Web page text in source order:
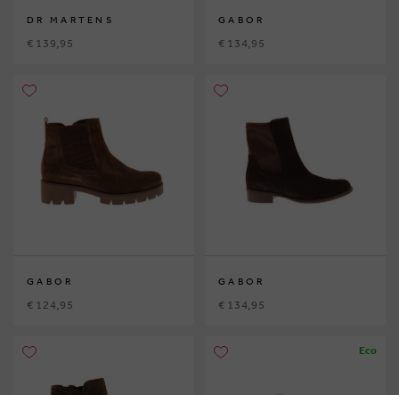
DR MARTENS
€ 139,95
GABOR
€ 134,95
GABOR
€ 124,95
GABOR
€ 134,95
Eco